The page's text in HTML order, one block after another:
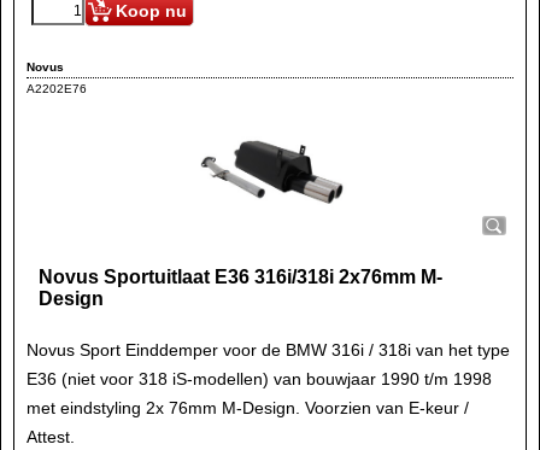
Koop nu
Novus
A2202E76
Novus Sportuitlaat E36 316i/318i 2x76mm M-
Design
Novus Sport Einddemper voor de BMW 316i / 318i van het type
E36 (niet voor 318 iS-modellen) van bouwjaar 1990 t/m 1998
met eindstyling 2x 76mm M-Design. Voorzien van E-keur /
Attest.